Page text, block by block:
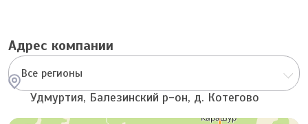
Адрес компании
Все регионы
Удмуртия, Балезинский р-он, д. Котегово